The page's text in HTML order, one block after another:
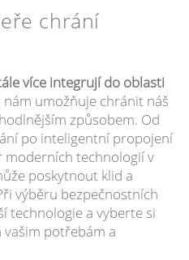
chrání
více integrují do oblasti
nám umožňuje chránit náš
způsobem. Od
po inteligentní propojení
moderních technologií v
poskytnout klid a
výběru bezpečnostních
technologie a vyberte si
potřebám a